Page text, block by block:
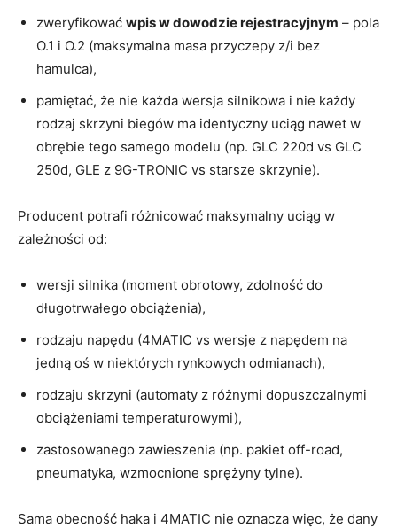
zweryfikować wpis w dowodzie rejestracyjnym – pola
O.1 i O.2 (maksymalna masa przyczepy z/i bez
hamulca),
pamiętać, że nie każda wersja silnikowa i nie każdy
rodzaj skrzyni biegów ma identyczny uciąg nawet w
obrębie tego samego modelu (np. GLC 220d vs GLC
250d, GLE z 9G-TRONIC vs starsze skrzynie).
Producent potrafi różnicować maksymalny uciąg w
zależności od:
wersji silnika (moment obrotowy, zdolność do
długotrwałego obciążenia),
rodzaju napędu (4MATIC vs wersje z napędem na
jedną oś w niektórych rynkowych odmianach),
rodzaju skrzyni (automaty z różnymi dopuszczalnymi
obciążeniami temperaturowymi),
zastosowanego zawieszenia (np. pakiet off-road,
pneumatyka, wzmocnione sprężyny tylne).
Sama obecność haka i 4MATIC nie oznacza więc, że dany